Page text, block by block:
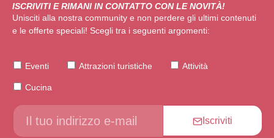
ISCRIVITI E RIMANI IN CONTATTO CON LE NOVITÀ!
Unisciti alla nostra community e non perdere gli ultimi contenuti
e le offerte speciali! Scegli tra i seguenti argomenti:
Eventi Attrazioni turistiche Attività
Cucina
Iscriviti